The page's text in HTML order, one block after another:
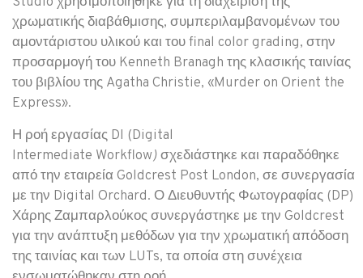
χρωματικής διαβάθμισης, συμπεριλαμβανομένων του
αμοντάριστου υλικού και του final color grading, στην
προσαρμογή του Kenneth Branagh της κλασικής ταινίας
του βιβλίου της Agatha Christie, «Murder on Orient the
Express».
Η ροή εργασίας DI (Digital
Intermediate Workflow)σχεδιάστηκε και παραδόθηκε
από την εταιρεία Goldcrest Post London, σε συνεργασία
με την Digital Orchard. Ο Διευθυντής Φωτογραφίας (DP)
Χάρης Ζαμπαρλούκος συνεργάστηκε με την Goldcrest
για την ανάπτυξη μεθόδων για την χρωματική απόδοση
της ταινίας και των LUTs, τα οποία στη συνέχεια